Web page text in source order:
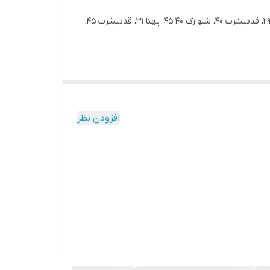
تیشرت شلوارک خرس راننده رنگ: آبی و عسلی سایز: ۳۵_ ۴۰_ ۴۵_ ۵۰ اندازه های دقیق: ۳۵: پهنا ۲۶، قدتیشرت ۳۵، شلوارک ۳۶ ۴۰: پهنا ۲۹، قدتیشرت ۴۰، شلوارک ۴۰ ۴۵: پهنا ۳۱، قدتیشرت ۴۵،
افزودن نظر